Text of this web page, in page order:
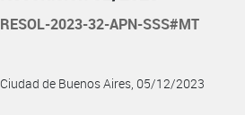
RESOL-2023-32-APN-SSS#MT
Ciudad de Buenos Aires, 05/12/2023